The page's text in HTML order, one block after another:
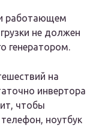
работающем
не должен
генератором.
на
инвертора
чтобы
ноутбук